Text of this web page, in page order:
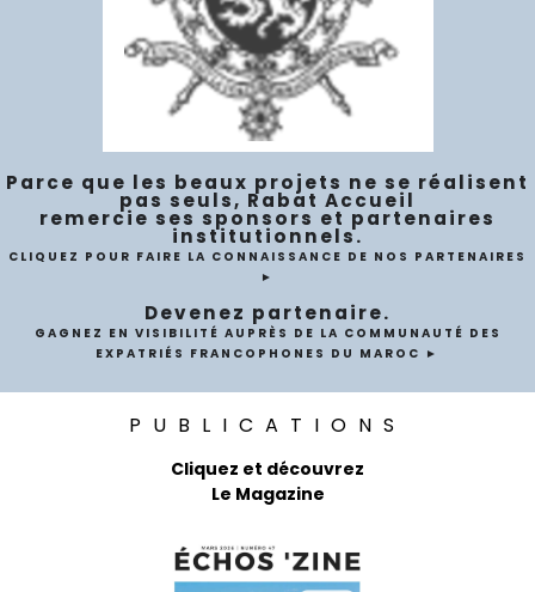
Parce que les beaux projets ne se réalisent
pas seuls, Rabat Accueil
remercie ses sponsors et partenaires
institutionnels.
CLIQUEZ POUR FAIRE LA CONNAISSANCE DE NOS PARTENAIRES
►
Devenez partenaire.
GAGNEZ EN VISIBILITÉ AUPRÈS DE LA COMMUNAUTÉ DES
EXPATRIÉS FRANCOPHONES DU MAROC ►
PUBLICATIONS
Cliquez et découvrez
Le Magazine